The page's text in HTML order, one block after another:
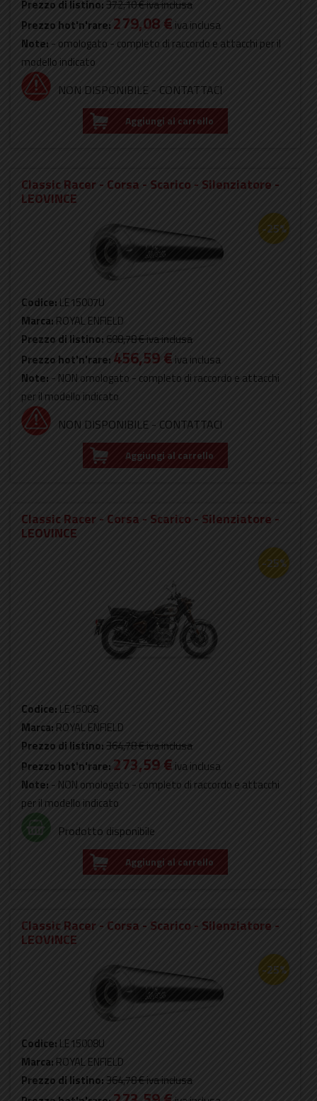
Prezzo di listino:372,10 €iva inclusa
Prezzo hot'n'rare: 279,08 € iva inclusa
Note: - omologato - completo di raccordo e attacchi per il
modello indicato
NON DISPONIBILE - CONTATTACI
Aggiungi al carrello
Classic Racer - Corsa - Scarico - Silenziatore -
LEOVINCE
-25%
Codice: LE15007U
Marca: ROYAL ENFIELD
Prezzo di listino: 608,78 €iva inclusa
Prezzo hot'n'rare: 456,59 € iva inclusa
Note: - NON omologato - completo di raccordo e attacchi
per il modello indicato
NON DISPONIBILE - CONTATTACI
Aggiungi al carrello
Classic Racer - Corsa - Scarico - Silenziatore -
LEOVINCE
-25%
Codice: LE15008
Marca: ROYAL ENFIELD
Prezzo di listino:364,78 €iva inclusa
Prezzo hot'n'rare: 273,59 € iva inclusa
Note: - NON omologato - completo di raccordo e attacchi
per il modello indicato
Prodotto disponibile
Aggiungi al carrello
Classic Racer - Corsa - Scarico - Silenziatore -
LEOVINCE
-25%
Codice: LE15008U
Marca: ROYAL ENFIELD
Prezzo di listino: 364,78 €iva inclusa